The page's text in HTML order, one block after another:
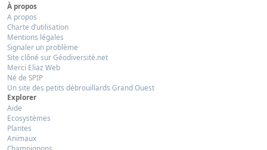
À propos
A propos
Charte d’utilisation
Mentions légales
Signaler un problème
Site clôné sur Géodiversité.net
Merci Eliaz Web
Né de SPIP
Un site des petits débrouillards Grand Ouest
Explorer
Aide
Ecosystèmes
Plantes
Animaux
Champignons